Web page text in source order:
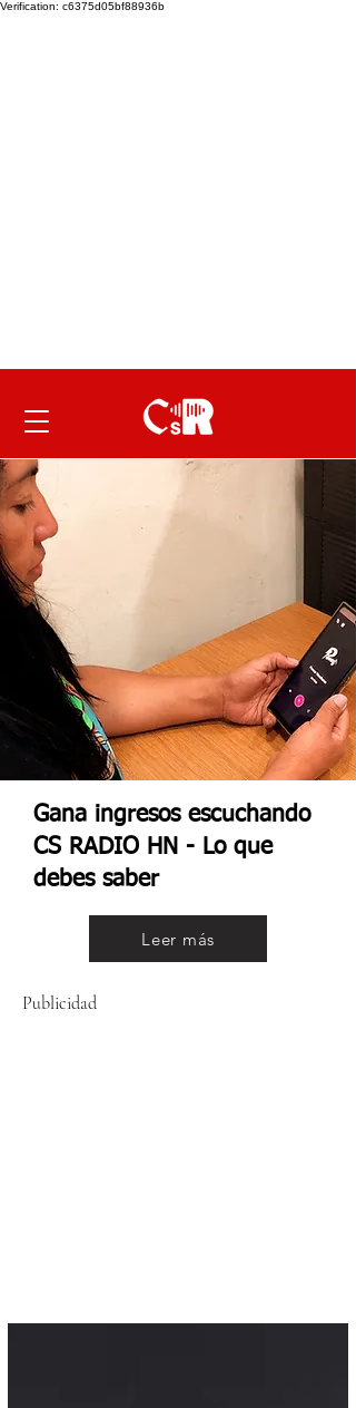
Verification: c6375d05bf88936b
Gana ingresos escuchando
CS RADIO HN - Lo que
debes saber
Leer más
Publicidad